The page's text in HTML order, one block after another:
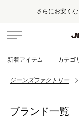
さらにお安く
新着アイテム カテゴ
ジーンズファクトリー
ブランド一覧